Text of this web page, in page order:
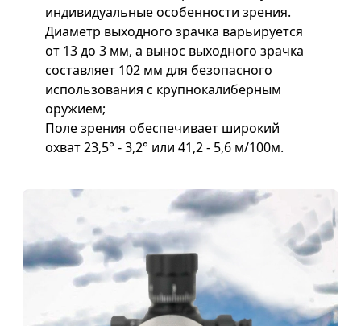
индивидуальные особенности зрения.
Диаметр выходного зрачка варьируется
от 13 до 3 мм, а вынос выходного зрачка
составляет 102 мм для безопасного
использования с крупнокалиберным
оружием;
Поле зрения обеспечивает широкий
охват 23,5° - 3,2° или 41,2 - 5,6 м/100м.